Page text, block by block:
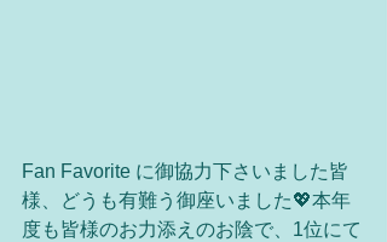
Fan Favorite に御協力下さいました皆
様、どうも有難う御座いました💖本年
度も皆様のお力添えのお陰で、1位にて